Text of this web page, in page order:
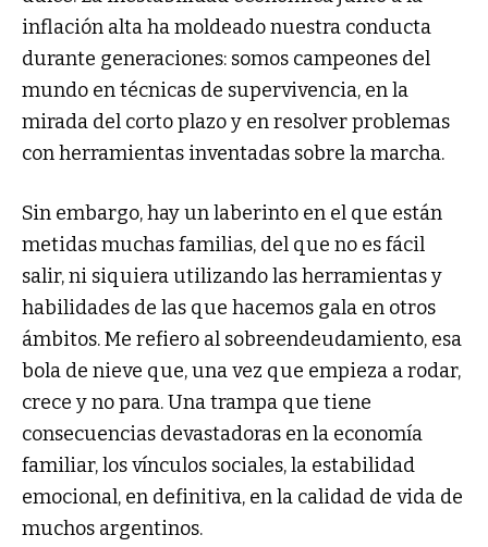
inflación alta ha moldeado nuestra conducta
durante generaciones: somos campeones del
mundo en técnicas de supervivencia, en la
mirada del corto plazo y en resolver problemas
con herramientas inventadas sobre la marcha.
Sin embargo, hay un laberinto en el que están
metidas muchas familias, del que no es fácil
salir, ni siquiera utilizando las herramientas y
habilidades de las que hacemos gala en otros
ámbitos. Me refiero al sobreendeudamiento, esa
bola de nieve que, una vez que empieza a rodar,
crece y no para. Una trampa que tiene
consecuencias devastadoras en la economía
familiar, los vínculos sociales, la estabilidad
emocional, en definitiva, en la calidad de vida de
muchos argentinos.